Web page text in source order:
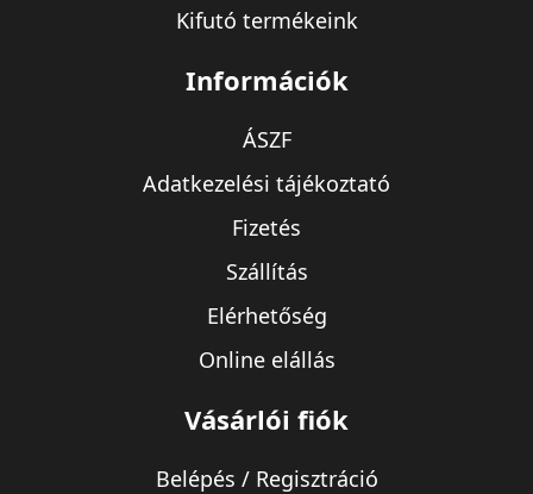
Kifutó termékeink
Információk
ÁSZF
Adatkezelési tájékoztató
Fizetés
Szállítás
Elérhetőség
Online elállás
Vásárlói fiók
Belépés / Regisztráció